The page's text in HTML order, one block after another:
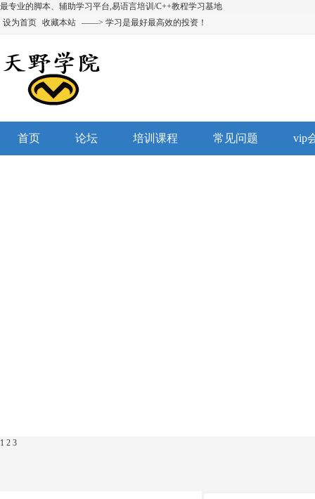
最专业的脚本、辅助学习平台,易语言培训/C++教程学习基地
设为首页 收藏本站 ——> 学习是最好最高效的投资！
首页 论坛 培训课程 常见问题 vip
1 2 3